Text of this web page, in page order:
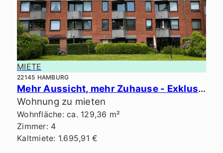
MIETE
22145 HAMBURG
Mehr Aussicht, mehr Zuhause - Exklusives Penthouse in ruhiger Lage.
Wohnung zu mieten
Wohnfläche: ca. 129,36 m²
Zimmer: 4
Kaltmiete: 1.695,91 €